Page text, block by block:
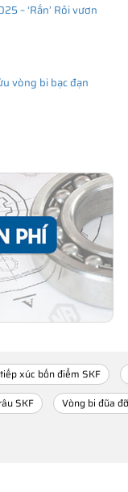
– ‘Rắn’ Rỏi vươn
vòng bi bạc đạn
xúc bốn điểm SKF
SKF Vòng bi đũa